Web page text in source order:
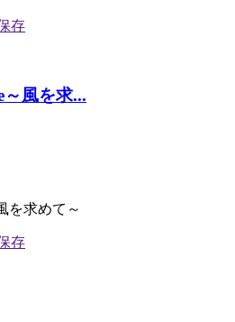
～風を求...
を求めて～